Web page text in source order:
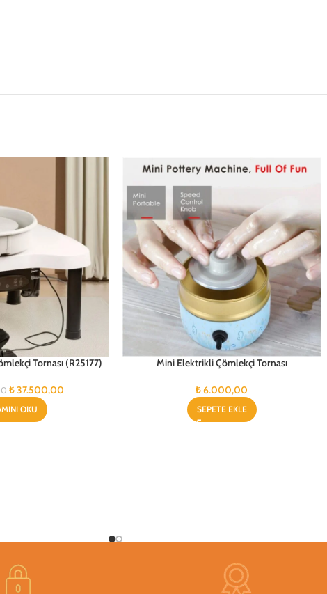
Tornası (R25177)
₺37.500,00
OKU
Mini Elektrikli Çömlekçi Tornası
₺6.000,00
SEPETE EKLE